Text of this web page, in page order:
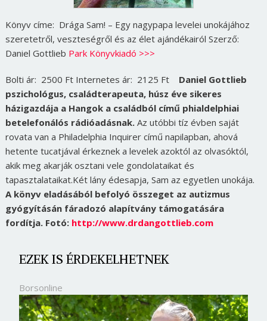
Könyv címe: Drága Sam! – Egy nagypapa levelei unokájához
szeretetről, veszteségről és az élet ajándékairól Szerző:
Daniel Gottlieb Park Könyvkiadó >>>
Bolti ár: 2500 Ft Internetes ár: 2125 Ft Daniel Gottlieb
pszichológus, családterapeuta, húsz éve sikeres
házigazdája a Hangok a családból című phialdelphiai
betelefonálós rádióadásnak.Az utóbbi tíz évben saját
rovata van a Philadelphia Inquirer című napilapban, ahová
hetente tucatjával érkeznek a levelek azoktól az olvasóktól,
akik meg akarják osztani vele gondolataikat és
tapasztalataikat.Két lány édesapja, Sam az egyetlen unokája.
A könyv eladásából befolyó összeget az autizmus
gyógyításán fáradozó alapítvány támogatására
fordítja. Fotó: http://www.drdangottlieb.com
EZEK IS ÉRDEKELHETNEK
Borsonline